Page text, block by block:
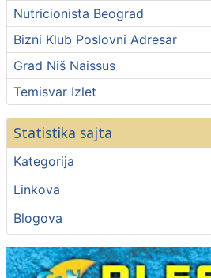
Nutricionista Beograd
Bizni Klub Poslovni Adresar
Grad Niš Naissus
Temisvar Izlet
Statistika sajta
Kategorija
Linkova
Blogova